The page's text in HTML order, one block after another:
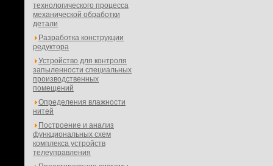
технологического процесса
механической обработки
детали
Разработка конструкции
редуктора
Устройство для контроля
запыленности специальных
производственных
помещений
Определения влажности
нитей
Построение и анализ
функциональных схем
комплекса устройств
телеуправления